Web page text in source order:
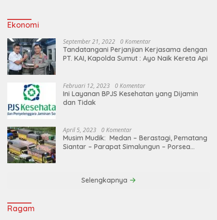
Ekonomi
September 21, 2022 0 Komentar
Tandatangani Perjanjian Kerjasama dengan
PT. KAI, Kapolda Sumut : Ayo Naik Kereta Api
Februari 12, 2023 0 Komentar
Ini Layanan BPJS Kesehatan yang Dijamin
dan Tidak
April 5, 2023 0 Komentar
Musim Mudik: Medan – Berastagi, Pematang
Siantar – Parapat Simalungun – Porsea
Selengkapnya
Ragam